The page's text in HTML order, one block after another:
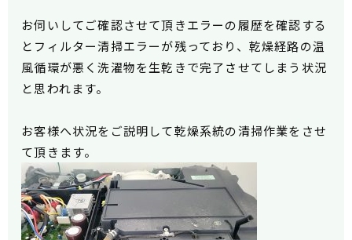
お伺いしてご確認させて頂きエラーの履歴を確認する
とフィルター清掃エラーが残っており、乾燥経路の温
風循環が悪く洗濯物を生乾きで完了させてしまう状況
と思われます。
お客様へ状況をご説明して乾燥系統の清掃作業をさせ
て頂きます。